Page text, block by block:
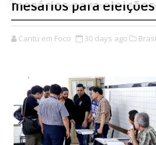
mesários para
Cantu em Foco 30 days ago